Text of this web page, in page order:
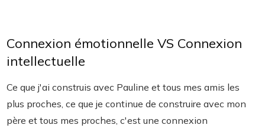
Connexion émotionnelle VS Connexion
intellectuelle
Ce que j'ai construis avec Pauline et tous mes amis les
plus proches, ce que je continue de construire avec mon
père et tous mes proches, c'est une connexion